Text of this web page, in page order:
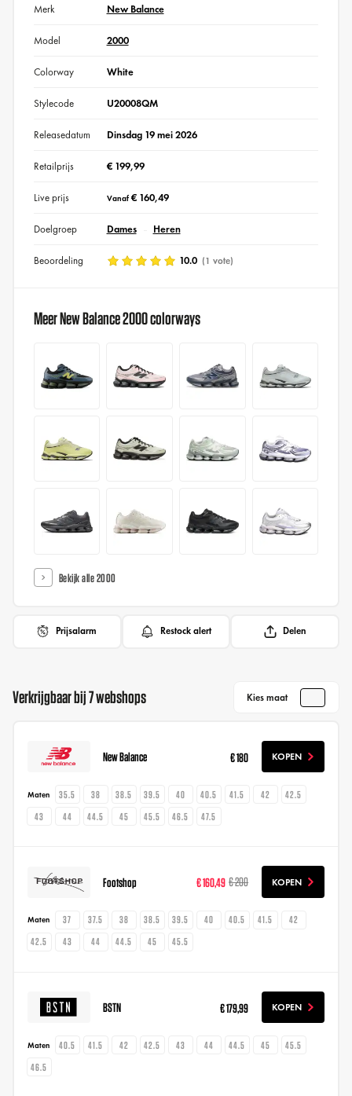
Merk New Balance
Model 2000
Colorway White
Stylecode U20008QM
Releasedatum Dinsdag 19 mei 2026
Retailprijs € 199,99
Live prijs Vanaf€ 160,49
Doelgroep Dames Heren
Beoordeling 10.0 (1 vote)
Meer New Balance 2000 colorways
Bekijk alle 2000
Prijsalarm Restock alert Delen
Verkrijgbaar bij 7 webshops Kies maat
New Balance € 180 KOPEN
Maten 35.5 38 38.5 39.5 40 40.5 41.5 42
42.5
43
44 44.5 45 45.5 46.5 47.5
Footshop € 160,49 € 200 KOPEN
Maten 37 37.5 38 38.5 39.5 40 40.5 41.5
42
42.5
43 44 44.5 45 45.5
BSTN € 179,99 KOPEN
Maten 40.5 41.5 42 42.5 43 44 44.5 45
45.5
46.5